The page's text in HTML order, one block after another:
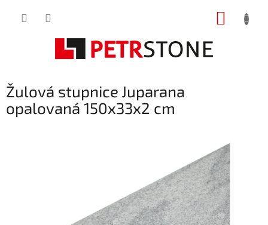
Žulová stupnice Juparana
opalovaná 150x33x2 cm